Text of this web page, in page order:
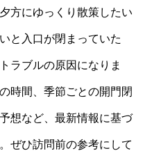
方にゆっくり散策したい
と入口が閉まっていた
ラブルの原因になりま
時間、季節ごとの開門閉
想など、最新情報に基づ
ぜひ訪問前の参考にして